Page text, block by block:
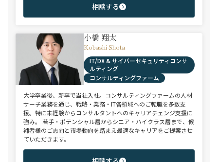
相談する
小橋 翔太
Kobashi Shota
IT/DX & サイバーセキュリティコンサ
ルティング
コンサルティングファーム
大学卒業後、新卒で当社入社。コンサルティングファームの人材
サーチ業務を通じ、戦略・業務・IT各領域へのご転職を多数支
援。特に未経験からコンサルタントへのキャリアチェンジ支援に
強み。 若手・ポテンシャル層からシニア・ハイクラス層まで、候
補者様のご志向と市場動向を踏まえ最適なキャリアをご提案させ
ていただきます。